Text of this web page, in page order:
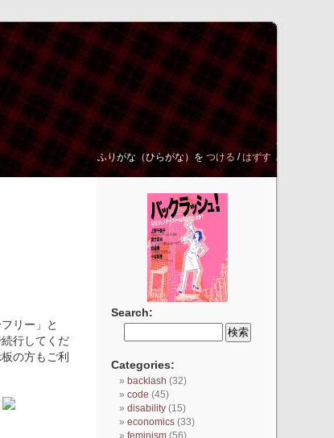
ふりがな（ひらがな）を つける/はずす
リー」と
行してくだ
の方もご利
Search:
Categories:
backlash (32)
code (45)
disability (15)
economics (33)
feminism (56)